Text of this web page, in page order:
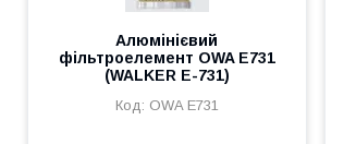
Алюмінієвий
фільтроелемент OWA E731
(WALKER E-731)
OWA E731